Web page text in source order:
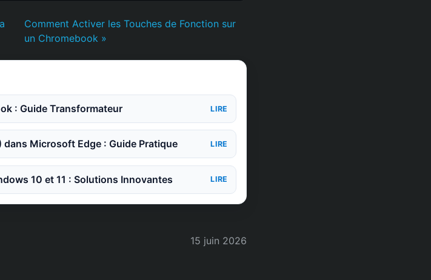
Comment Activer les Touches de Fonction sur
un Chromebook »
: Guide Transformateur LIRE
Microsoft Edge : Guide Pratique LIRE
10 et 11 : Solutions Innovantes LIRE
15 juin 2026